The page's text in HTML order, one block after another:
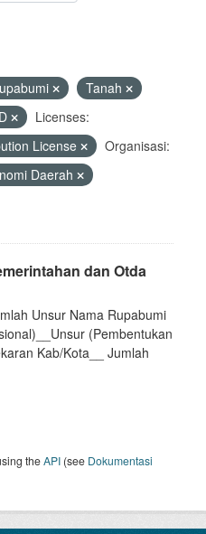
Tanah
Licenses:
License
Organisasi:
Daerah
dan Otda
Unsur Nama Rupabumi
(Pembentukan
Kab/Kota__ Jumlah
theAPI (see Dokumentasi